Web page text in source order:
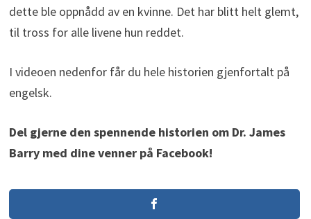
dette ble oppnådd av en kvinne. Det har blitt helt glemt,
til tross for alle livene hun reddet.
I videoen nedenfor får du hele historien gjenfortalt på
engelsk.
Del gjerne den spennende historien om Dr. James
Barry med dine venner på Facebook!